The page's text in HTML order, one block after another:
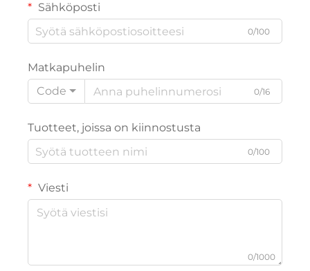
Sähköposti
0/100
Matkapuhelin
Code
0/16
Tuotteet, joissa on kiinnostusta
0/100
Viesti
0/1000